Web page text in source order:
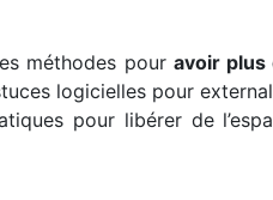
méthodes pour avoir plus
logicielles pour
pour libérer de